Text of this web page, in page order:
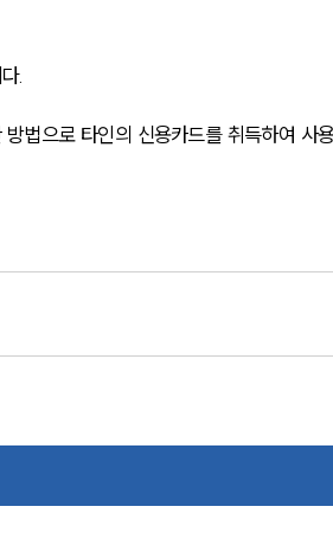
.
법으로 타인의 신용카드를 취득하여 사